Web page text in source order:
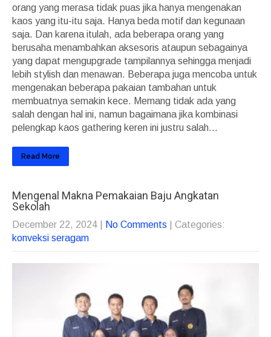
orang yang merasa tidak puas jika hanya mengenakan
kaos yang itu-itu saja. Hanya beda motif dan kegunaan
saja. Dan karena itulah, ada beberapa orang yang
berusaha menambahkan aksesoris ataupun sebagainya
yang dapat mengupgrade tampilannya sehingga menjadi
lebih stylish dan menawan. Beberapa juga mencoba untuk
mengenakan beberapa pakaian tambahan untuk
membuatnya semakin kece. Memang tidak ada yang
salah dengan hal ini, namun bagaimana jika kombinasi
pelengkap kaos gathering keren ini justru salah...
Read More
Mengenal Makna Pemakaian Baju Angkatan
Sekolah
December 22, 2024 No Comments
| Categories:
konveksi seragam